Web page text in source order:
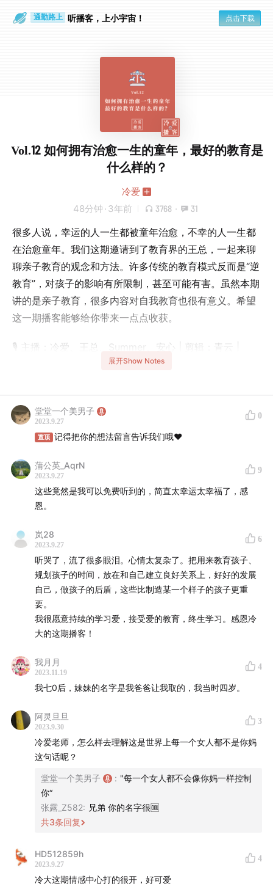
通勤路上 听播客，上小宇宙！ 点击下载
Vol.12 如何拥有治愈一生的童年，最好的教育是
什么样的？
冷爱
48分钟 · 3年前 3768 · 31
很多人说，幸运的人一生都被童年治愈，不幸的人一生都
在治愈童年。我们这期邀请到了教育界的王总，一起来聊
聊亲子教育的观念和方法。许多传统的教育模式反而是“逆
教育”，对孩子的影响有所限制，甚至可能有害。虽然本期
讲的是亲子教育，很多内容对自我教育也很有意义。希望
这一期播客能够给你带来一点点收获。
🎙️ 主播：冷爱、王总、Summer、安心 | 剪辑：青云 |
高能往期传送门：
Vol.03 脱单教父聊脱单
Vol.02 喝点小酒聊失恋
------------
空降时间戳：
教育是什么，什么不是教育
孩子是什么
12:30 有种教育叫“啥都不干”
我们对教育有认知误区
37:45 教育是严谨的专业“产品”
------------
更多精彩内容，付费播客，请添加：
展开Show Notes
堂堂一个美男子
2023.9.27
0
置顶 记得把你的想法留言告诉我们哦❤️
蒲公英_AqrN
2023.9.27
9
这些竟然是我可以免费听到的，简直太幸运太幸福了，感
恩。
岚28
2023.9.27
6
听哭了，流了很多眼泪。心情太复杂了。把用来教育孩子、
规划孩子的时间，放在和自己建立良好关系上，好好的发展
自己，做孩子的后盾，这些比制造某一个样子的孩子更重
要。
我很愿意持续的学习爱，接受爱的教育，终生学习。感恩冷
大的这期播客！
我月月
2023.11.19
4
我七0后，妹妹的名字是我爸爸让我取的，我当时四岁。
阿灵旦旦
2023.9.30
3
冷爱老师，怎么样去理解这是世界上每一个女人都不是你妈
这句话呢？
堂堂一个美男子 : "每一个女人都不会像你妈一样控制
你“
张露_Z582: 兄弟 你的名字很🆒
共3条回复
HD512859h
2023.9.27
4
冷大这期情感中心打的很开，好可爱